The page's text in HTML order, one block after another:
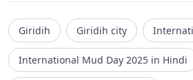
Giridih Giridih city
International Mud Day 2025 in Hindi